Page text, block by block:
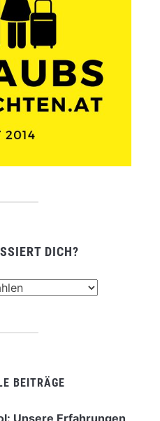
DICH?
BEITRÄGE
Unsere Erfahrungen